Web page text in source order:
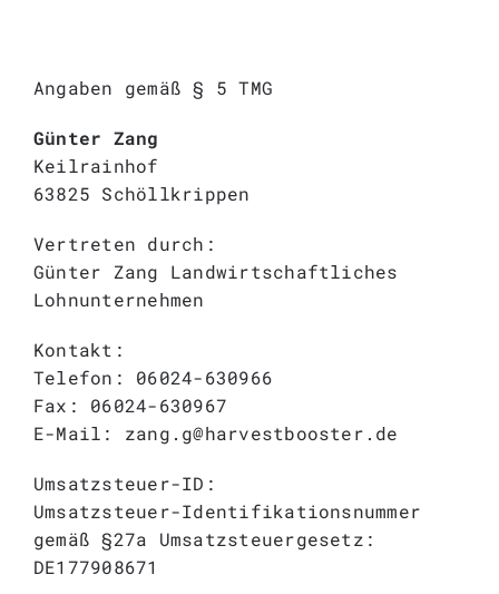
Angaben gemäß § 5 TMG
Günter Zang
Keilrainhof
63825 Schöllkrippen
Vertreten durch:
Günter Zang Landwirtschaftliches
Lohnunternehmen
Kontakt:
Telefon: 06024-630966
Fax: 06024-630967
E-Mail: zang.g@harvestbooster.de
Umsatzsteuer-ID:
Umsatzsteuer-Identifikationsnummer
gemäß §27a Umsatzsteuergesetz:
DE177908671